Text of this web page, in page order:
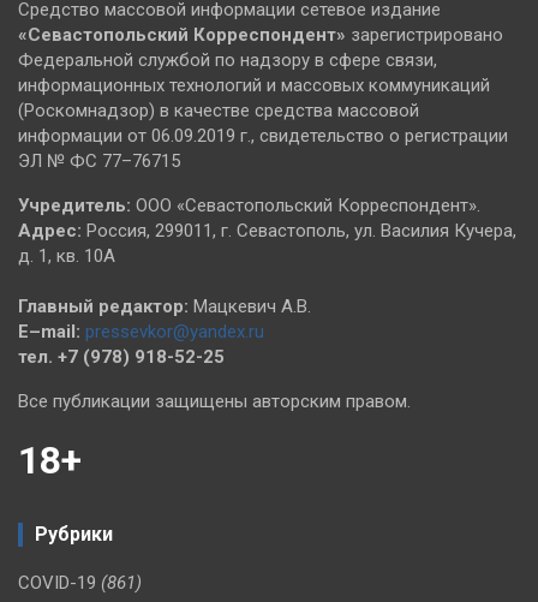
Средство массовой информации сетевое издание
«Севастопольский Корреспондент» зарегистрировано
Федеральной службой по надзору в сфере связи,
информационных технологий и массовых коммуникаций
(Роскомнадзор) в качестве средства массовой
информации от 06.09.2019 г., свидетельство о регистрации
ЭЛ № ФС 77–76715
Учредитель: ООО «Севастопольский Корреспондент».
Адрес: Россия, 299011, г. Севастополь, ул. Василия Кучера,
д. 1, кв. 10А
Главный редактор: Мацкевич А.В.
E–mail: pressevkor@yandex.ru
тел. +7 (978) 918-52-25
Все публикации защищены авторским правом.
18+
Рубрики
COVID-19 (861)